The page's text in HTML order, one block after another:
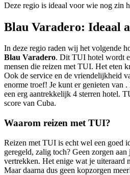
Deze regio is ideaal voor wie nog zin
Blau Varadero: Ideaal
In deze regio raden wij het volgende
Blau Varadero. Dit TUI hotel wordt
mensen die reizen met TUI. Het eten
Ook de service en de vriendelijkheid
enorme troef! Je kunt er genieten van
een erg aantrekkelijk 4 sterren hotel.
score van Cuba.
Waarom reizen met TUI?
Reizen met TUI is echt wel een goed
geregeld, zalig toch? Geen zorgen
vertrekken. Het enige wat je uiteraard
Maar daarna dus geen kopzorgen